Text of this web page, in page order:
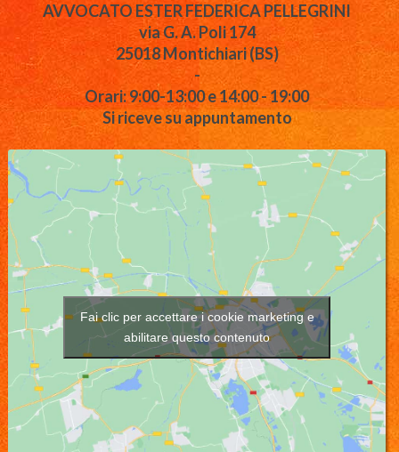
AVVOCATO ESTER FEDERICA PELLEGRINI
via G. A. Poli 174
25018 Montichiari (BS)
-
Orari: 9:00-13:00 e 14:00 - 19:00
Si riceve su appuntamento
Fai clic per accettare i cookie marketing e
abilitare questo contenuto